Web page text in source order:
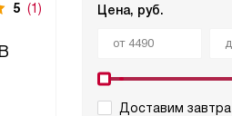
Цена, руб.
Доставим завтра
5 (1)